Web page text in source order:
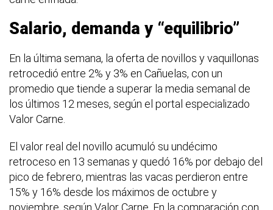
Salario, demanda y “equilibrio”
En la última semana, la oferta de novillos y vaquillonas
retrocedió entre 2% y 3% en Cañuelas, con un
promedio que tiende a superar la media semanal de
los últimos 12 meses, según el portal especializado
Valor Carne.
El valor real del novillo acumuló su undécimo
retroceso en 13 semanas y quedó 16% por debajo del
pico de febrero, mientras las vacas perdieron entre
15% y 16% desde los máximos de octubre y